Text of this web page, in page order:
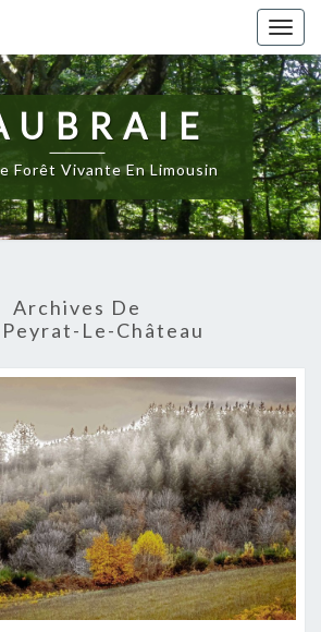
Forêt Vivante En Limousin
Archives De
Peyrat-Le-Château